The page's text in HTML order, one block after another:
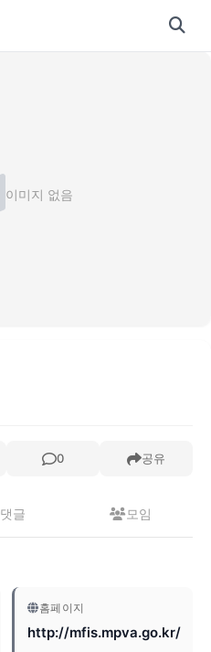
이미지 없음
0 공유
댓글 모임
홈페이지
http://mfis.mpva.go.kr/